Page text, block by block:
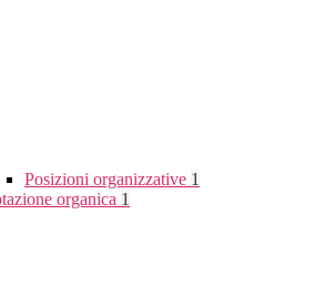
Posizioni organizzative 1
organica 1